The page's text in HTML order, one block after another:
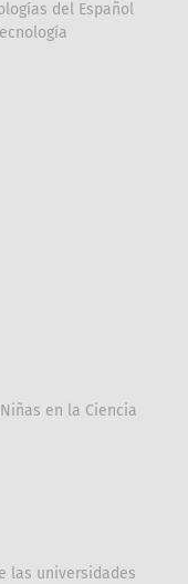
del Español
en la Ciencia
las universidades